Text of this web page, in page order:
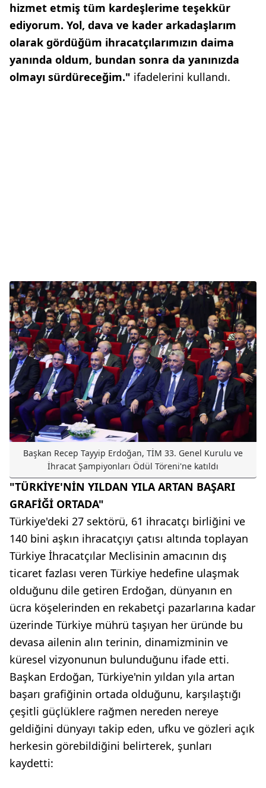
hizmet etmiş tüm kardeşlerime teşekkür
ediyorum. Yol, dava ve kader arkadaşlarım
olarak gördüğüm ihracatçılarımızın daima
yanında oldum, bundan sonra da yanınızda
olmayı sürdüreceğim." ifadelerini kullandı.
Başkan Recep Tayyip Erdoğan, TİM 33. Genel Kurulu ve
İhracat Şampiyonları Ödül Töreni'ne katıldı
"TÜRKİYE'NİN YILDAN YILA ARTAN BAŞARI
GRAFİĞİ ORTADA"
Türkiye'deki 27 sektörü, 61 ihracatçı birliğini ve
140 bini aşkın ihracatçıyı çatısı altında toplayan
Türkiye İhracatçılar Meclisinin amacının dış
ticaret fazlası veren Türkiye hedefine ulaşmak
olduğunu dile getiren Erdoğan, dünyanın en
ücra köşelerinden en rekabetçi pazarlarına kadar
üzerinde Türkiye mührü taşıyan her üründe bu
devasa ailenin alın terinin, dinamizminin ve
küresel vizyonunun bulunduğunu ifade etti.
Başkan Erdoğan, Türkiye'nin yıldan yıla artan
başarı grafiğinin ortada olduğunu, karşılaştığı
çeşitli güçlüklere rağmen nereden nereye
geldiğini dünyayı takip eden, ufku ve gözleri açık
herkesin görebildiğini belirterek, şunları
kaydetti: